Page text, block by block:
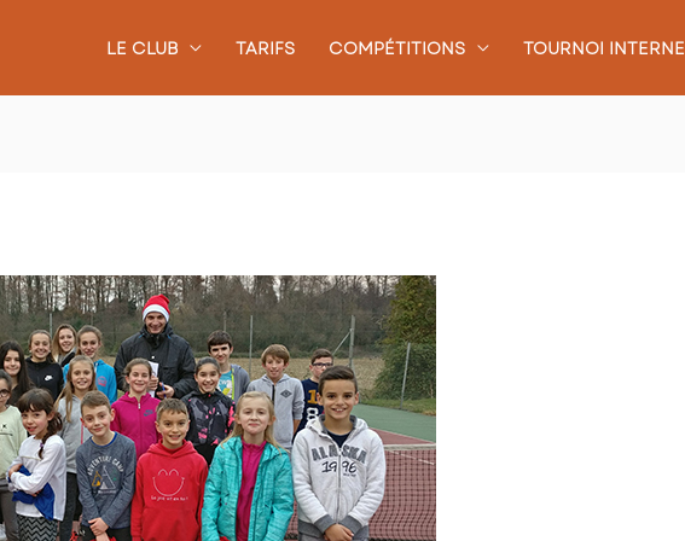
LE CLUB TARIFS COMPÉTITIONS TOURNOI INTERNE